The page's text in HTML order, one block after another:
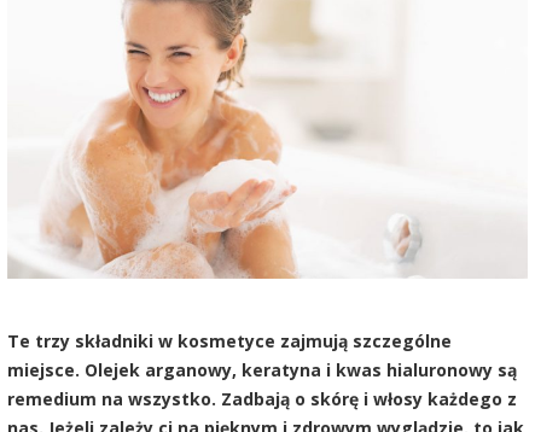
Te trzy składniki w kosmetyce zajmują szczególne
miejsce. Olejek arganowy, keratyna i kwas hialuronowy są
remedium na wszystko. Zadbają o skórę i włosy każdego z
nas. Jeżeli zależy ci na pięknym i zdrowym wyglądzie, to jak